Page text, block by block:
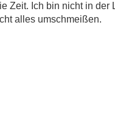
Zeit. Ich bin nicht in der
alles umschmeißen.